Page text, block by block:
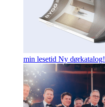
min lesetid Ny dørkatalog!